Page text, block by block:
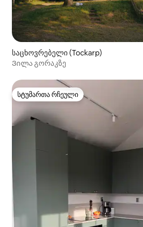
საცხოვრებელი (Tockarp)
Ვილა გორაკზე
სტუმართა რჩეული
სტუმართა რჩეული